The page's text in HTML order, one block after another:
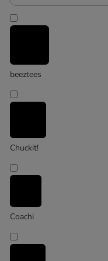
Nylabone
Neopren & Nylonlegetøj
Ekstra robust
beeztees
Chuckit!
Coachi